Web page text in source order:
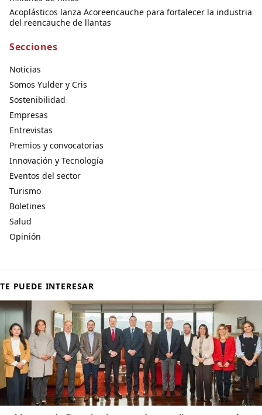
Acoplásticos lanza Acoreencauche para fortalecer la industria
del reencauche de llantas
Secciones
Noticias
Somos Yulder y Cris
Sostenibilidad
Empresas
Entrevistas
Premios y convocatorias
Innovación y Tecnología
Eventos del sector
Turismo
Boletines
Salud
Opinión
TE PUEDE INTERESAR